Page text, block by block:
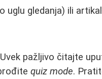
uglu gledanja) ili
Uvek pažljivo čitajte
quiz mode.